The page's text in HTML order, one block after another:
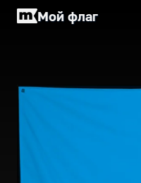
Мой флаг